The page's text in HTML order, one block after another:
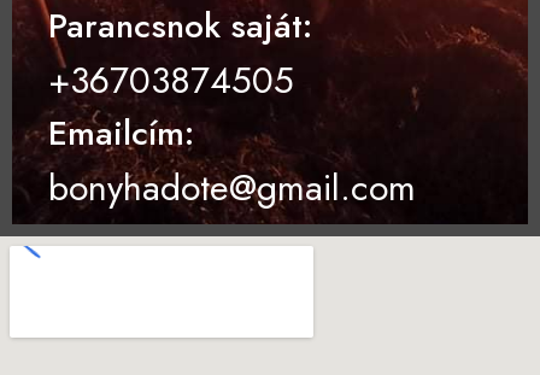
Parancsnok saját:
+36703874505
Emailcím:
bonyhadote@gmail.com